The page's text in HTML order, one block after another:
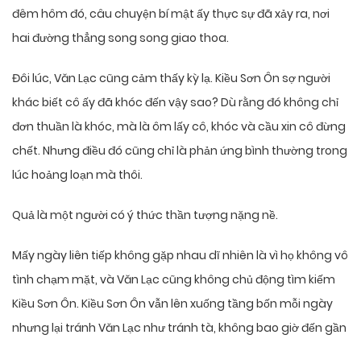
đêm hôm đó, câu chuyện bí mật ấy thực sự đã xảy ra, nơi
hai đường thẳng song song giao thoa.
Đôi lúc, Văn Lạc cũng cảm thấy kỳ lạ. Kiều Sơn Ôn sợ người
khác biết cô ấy đã khóc đến vậy sao? Dù rằng đó không chỉ
đơn thuần là khóc, mà là ôm lấy cô, khóc và cầu xin cô đừng
chết. Nhưng điều đó cũng chỉ là phản ứng bình thường trong
lúc hoảng loạn mà thôi.
Quả là một người có ý thức thần tượng nặng nề.
Mấy ngày liên tiếp không gặp nhau dĩ nhiên là vì họ không vô
tình chạm mặt, và Văn Lạc cũng không chủ động tìm kiếm
Kiều Sơn Ôn. Kiều Sơn Ôn vẫn lên xuống tầng bốn mỗi ngày
nhưng lại tránh Văn Lạc như tránh tà, không bao giờ đến gần